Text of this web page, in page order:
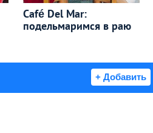
Café Del Mar:
подельмаримся в раю
+ Добавить